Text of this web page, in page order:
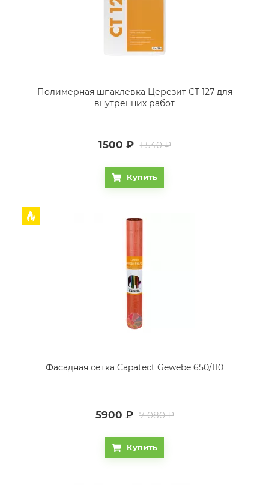
Полимерная шпаклевка Церезит CT 127 для
внутренних работ
1500 ₽ 1 540 ₽
Купить
Фасадная сетка Capatect Gewebe 650/110
5900 ₽ 7 080 ₽
Купить